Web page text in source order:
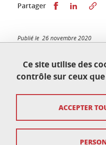
Ce site utilise des
contrôle sur ceux
ACCEPTER
Partager Partager sur
Publié le 26 novembre 2020
Maison du doctorat Jean
110 rue de la Chimie
France